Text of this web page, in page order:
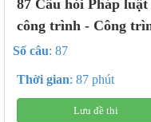
87 Câu hỏi Pháp
công trình - Công
Số câu: 87
Thời gian: 87 phút
Lưu đề thi